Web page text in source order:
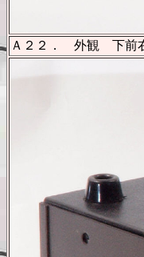
Ａ２２． 外観 下前